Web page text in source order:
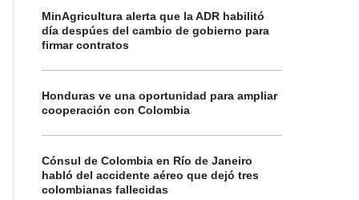
MinAgricultura alerta que la ADR habilitó
día despúes del cambio de gobierno para
firmar contratos
Honduras ve una oportunidad para ampliar
cooperación con Colombia
Cónsul de Colombia en Río de Janeiro
habló del accidente aéreo que dejó tres
colombianas fallecidas